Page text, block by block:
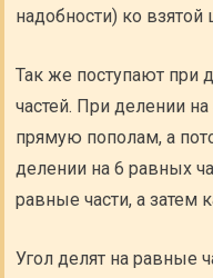
надобности) ко
Так же поступают при
частей. При делении
прямую пополам, а
делении на 6 равных
равные части, а затем
Угол делят на равные